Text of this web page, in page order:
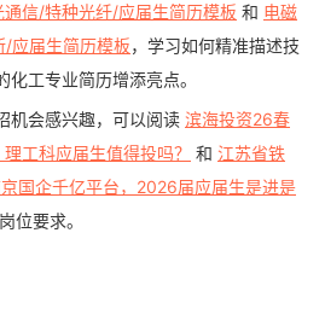
信/特种光纤/应届生简历模板 和 电磁
应届生简历模板，学习如何精准描述技
工专业简历增添亮点。
机会感兴趣，可以阅读 滨海投资26春
工科应届生值得投吗？
和 江苏省铁
国企千亿平台，2026届应届生是进是
位要求。